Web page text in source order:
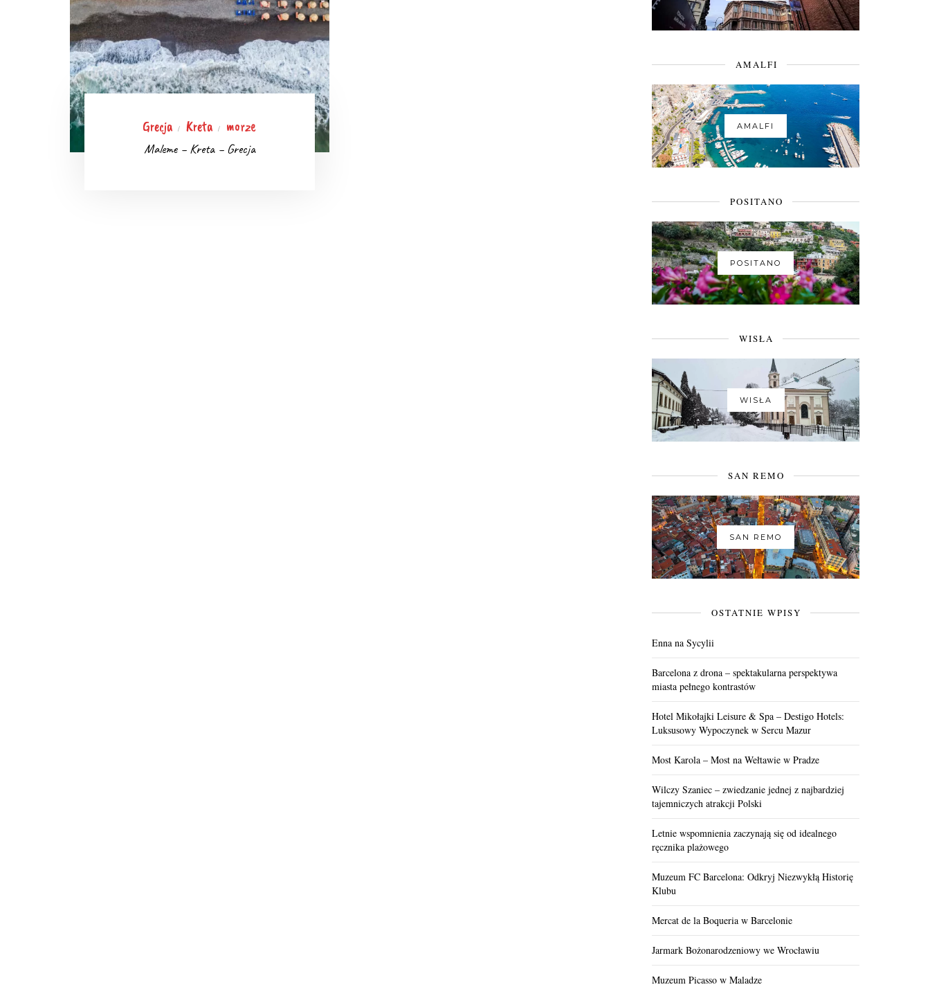
Grecja / Kreta / morze
Maleme – Kreta – Grecja
AMALFI
AMALFI
POSITANO
POSITANO
WISŁA
WISŁA
SAN REMO
SAN REMO
OSTATNIE WPISY
Enna na Sycylii
Barcelona z drona – spektakularna perspektywa
miasta pełnego kontrastów
Hotel Mikołajki Leisure & Spa – Destigo Hotels:
Luksusowy Wypoczynek w Sercu Mazur
Most Karola – Most na Wełtawie w Pradze
Wilczy Szaniec – zwiedzanie jednej z najbardziej
tajemniczych atrakcji Polski
Letnie wspomnienia zaczynają się od idealnego
ręcznika plażowego
Muzeum FC Barcelona: Odkryj Niezwykłą Historię
Klubu
Mercat de la Boqueria w Barcelonie
Jarmark Bożonarodzeniowy we Wrocławiu
Muzeum Picasso w Maladze